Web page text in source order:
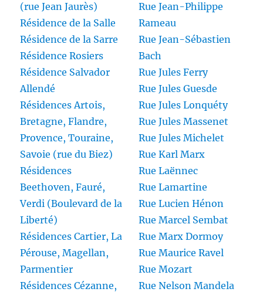
(rue Jean Jaurès)
Résidence de la Salle
Résidence de la Sarre
Résidence Rosiers
Résidence Salvador
Allendé
Résidences Artois,
Bretagne, Flandre,
Provence, Touraine,
Savoie (rue du Biez)
Résidences
Beethoven, Fauré,
Verdi (Boulevard de la
Liberté)
Résidences Cartier, La
Pérouse, Magellan,
Parmentier
Résidences Cézanne,
Rue Jean-Philippe
Rameau
Rue Jean-Sébastien
Bach
Rue Jules Ferry
Rue Jules Guesde
Rue Jules Lonquéty
Rue Jules Massenet
Rue Jules Michelet
Rue Karl Marx
Rue Laënnec
Rue Lamartine
Rue Lucien Hénon
Rue Marcel Sembat
Rue Marx Dormoy
Rue Maurice Ravel
Rue Mozart
Rue Nelson Mandela